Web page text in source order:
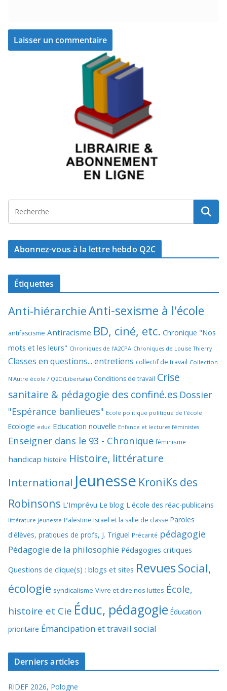
Abonnez-vous à la lettre hebdo Q2C
Étiquettes
Anti-hiérarchieAnti-sexisme à l'école
antifascisme Antiracisme BD, ciné, etc. Chronique "Nos
mots et les leurs" Chroniques de l'A2CPA Chroniques de Louise Thierry
Classes en questions... entretiens collectif de travail Collection
N'Autre école / Q2C (Libertalia) Conditions de travail Crise
sanitaire & pédagogie des confiné.es Dossier
"Espérance banlieues" Ecole politique politique de l'école
Ecologie educ Education nouvelle Enfance et lectures féministes
Enseigner dans le 93 - Chronique féminisme
handicap histoire Histoire, littérature
International Jeunesse KroniKs des
Robinsons L'Imprévu Le blog L'école des réac-publicains
littérature jeunesse Palestine Israël et la salle de classe Paroles
d'élèves, pratiques de profs, J. Triguel Précarité pédagogie
Pédagogie de la philosophie Pédagogies critiques
Questions de clique(s) : blogs et sites RevuesSocial,
écologie syndicalisme Vivre et dire nos luttes École,
histoire et Cie Éduc, pédagogie Éducation
prioritaire Émancipation et travail social
Derniers articles
RIDEF 2026, Pologne